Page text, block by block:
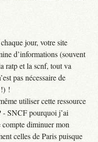
jour, votre site
d’informations (souvent
ratp et la scnf, tout va
pas nécessaire de
!
utiliser cette ressource
SNCF pourquoi j’ai
compte diminuer mon
celles de Paris puisque